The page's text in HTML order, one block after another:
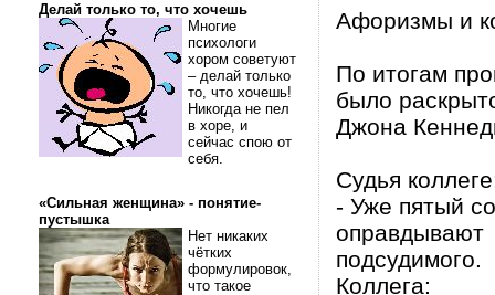
Делай только то, что хочешь
Многие
психологи
хором советуют
– делай только
то, что хочешь!
Никогда не пел
в хоре, и
сейчас спою от
себя.
«Сильная женщина» - понятие-
пустышка
Нет никаких
чётких
формулировок,
что такое
Афоризмы и
По итогам
было
Джона
Судья
- Уже пятый
оправдывают
подсудимого.
Коллега: